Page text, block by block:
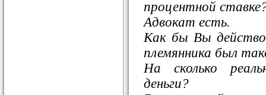
процентной
Адвокат есть.
Как бы Вы
племянника был
На сколько
деньги?